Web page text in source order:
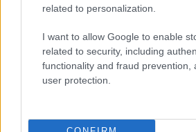
related to personalization.
I want to allow Google to enable
related to security, including
functionality and fraud prevention,
user protection.
Η αυτοκρατορία του «Έντικ»
που φέρεται να βρίσκεται